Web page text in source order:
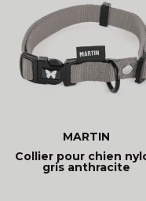
MARTIN
Collier pour chien
gris anthracite